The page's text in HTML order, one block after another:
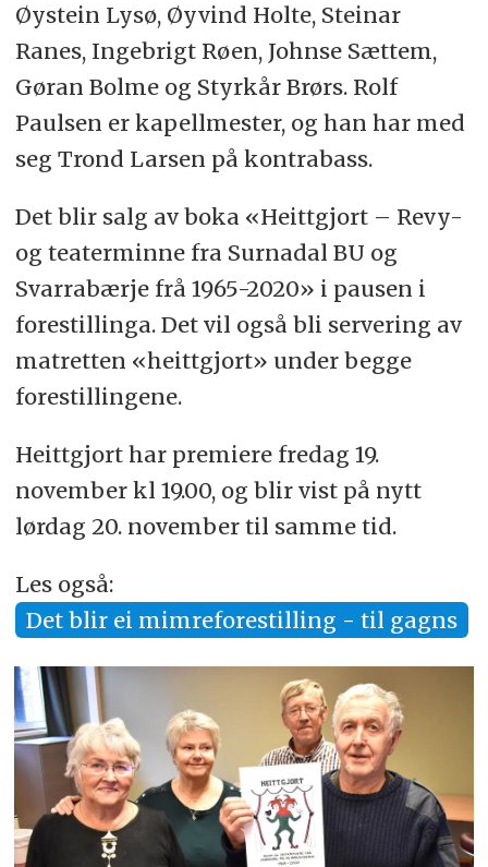
Øystein Lysø, Øyvind Holte, Steinar
Ranes, Ingebrigt Røen, Johnse Sættem,
Gøran Bolme og Styrkår Brørs. Rolf
Paulsen er kapellmester, og han har med
seg Trond Larsen på kontrabass.
Det blir salg av boka «Heittgjort– Revy-
og teaterminne fra Surnadal BU og
Svarrabærje frå 1965-2020» i pausen i
forestillinga. Det vil også bli servering av
matretten «heittgjort» under begge
forestillingene.
Heittgjort har premiere fredag 19.
november kl 19.00, og blir vist på nytt
lørdag 20. november til samme tid.
Les også:
Det blir ei mimreforestilling - til gagns